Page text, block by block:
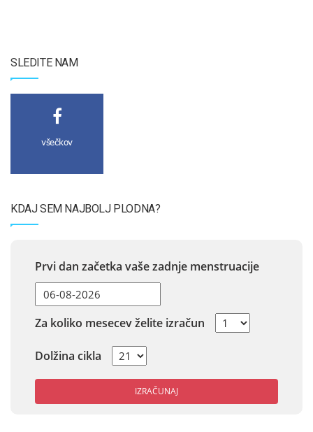
SLEDITE NAM
všečkov
KDAJ SEM NAJBOLJ PLODNA?
Prvi dan začetka vaše zadnje menstruacije
Za koliko mesecev želite izračun
Dolžina cikla
IZRAČUNAJ